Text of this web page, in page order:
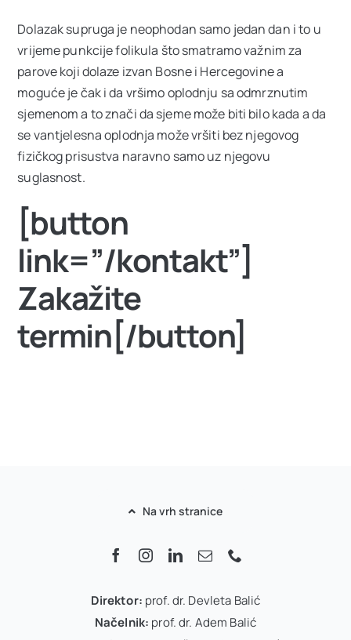
Dolazak supruga je neophodan samo jedan dan i to u
vrijeme punkcije folikula što smatramo važnim za
parove koji dolaze izvan Bosne i Hercegovine a
moguće je čak i da vršimo oplodnju sa odmrznutim
sjemenom a to znači da sjeme može biti bilo kada a da
se vantjelesna oplodnja može vršiti bez njegovog
fizičkog prisustva naravno samo uz njegovu
suglasnost.
[button
link=”/kontakt”]
Zakažite
termin[/button]
Na vrh stranice
Direktor: prof. dr. Devleta Balić
Načelnik: prof. dr. Adem Balić